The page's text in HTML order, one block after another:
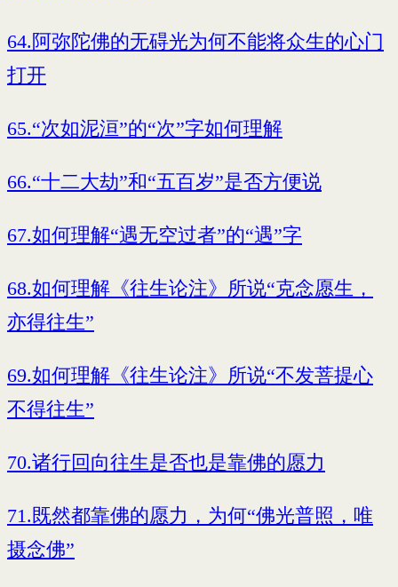
64.阿弥陀佛的无碍光为何不能将众生的心门
打开
65.“次如泥洹”的“次”字如何理解
66.“十二大劫”和“五百岁”是否方便说
67.如何理解“遇无空过者”的“遇”字
68.如何理解《往生论注》所说“克念愿生，
亦得往生”
69.如何理解《往生论注》所说“不发菩提心
不得往生”
70.诸行回向往生是否也是靠佛的愿力
71.既然都靠佛的愿力，为何“佛光普照，唯
摄念佛”